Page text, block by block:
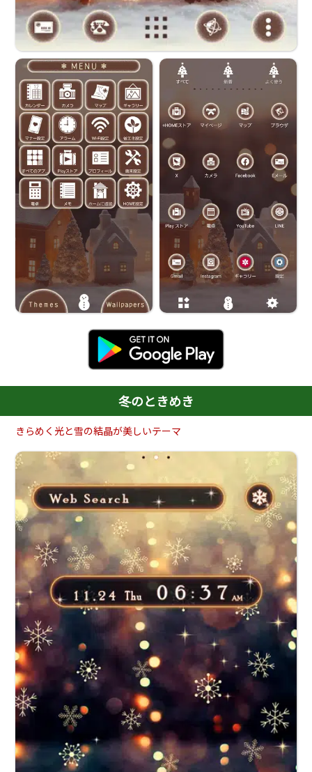
冬のときめき
きらめく光と雪の結晶が美しいテーマ